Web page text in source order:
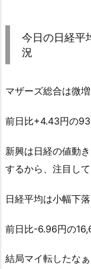
今日の日経平
況
マザーズ総合は微増
前日比+4.43円の
新興は日経の値動
するから、注目して
日経平均は小幅下落
前日比-6.96円の
結局マイ転したな